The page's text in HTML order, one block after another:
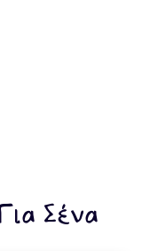
€25.00.
Σένα